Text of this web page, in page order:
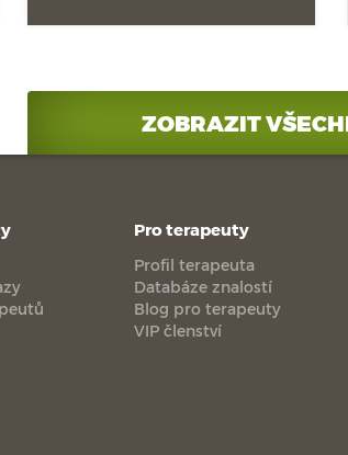
ZOBRAZIT
Pro terapeuty
Profil terapeuta
Databáze znalostí
Blog pro terapeuty
VIP členství